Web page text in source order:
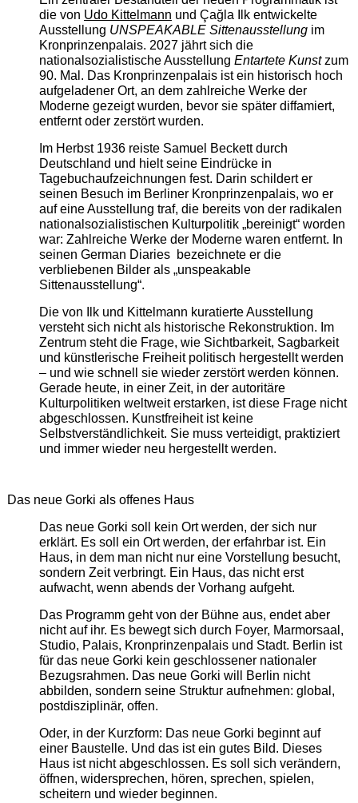
die von Udo Kittelmann und Çağla Ilk entwickelte
Ausstellung UNSPEAKABLE Sittenausstellungim
Kronprinzenpalais. 2027 jährt sich die
nationalsozialistische Ausstellung Entartete Kunstzum
90. Mal. Das Kronprinzenpalais ist ein historisch hoch
aufgeladener Ort, an dem zahlreiche Werke der
Moderne gezeigt wurden, bevor sie später diffamiert,
entfernt oder zerstört wurden.
Im Herbst 1936 reiste Samuel Beckett durch
Deutschland und hielt seine Eindrücke in
Tagebuchaufzeichnungen fest. Darin schildert er
seinen Besuch im Berliner Kronprinzenpalais, wo er
auf eine Ausstellung traf, die bereits von der radikalen
nationalsozialistischen Kulturpolitik „bereinigt“ worden
war: Zahlreiche Werke der Moderne waren entfernt. In
seinen German Diaries bezeichnete er die
verbliebenen Bilder als „unspeakable
Sittenausstellung“.
Die von Ilk und Kittelmann kuratierte Ausstellung
versteht sich nicht als historische Rekonstruktion. Im
Zentrum steht die Frage, wie Sichtbarkeit, Sagbarkeit
und künstlerische Freiheit politisch hergestellt werden
– und wie schnell sie wieder zerstört werden können.
Gerade heute, in einer Zeit, in der autoritäre
Kulturpolitiken weltweit erstarken, ist diese Frage nicht
abgeschlossen. Kunstfreiheit ist keine
Selbstverständlichkeit. Sie muss verteidigt, praktiziert
und immer wieder neu hergestellt werden.
Das neue Gorki als offenes Haus
Das neue Gorki soll kein Ort werden, der sich nur
erklärt. Es soll ein Ort werden, der erfahrbar ist. Ein
Haus, in dem man nicht nur eine Vorstellung besucht,
sondern Zeit verbringt. Ein Haus, das nicht erst
aufwacht, wenn abends der Vorhang aufgeht.
Das Programm geht von der Bühne aus, endet aber
nicht auf ihr. Es bewegt sich durch Foyer, Marmorsaal,
Studio, Palais, Kronprinzenpalais und Stadt. Berlin ist
für das neue Gorki kein geschlossener nationaler
Bezugsrahmen. Das neue Gorki will Berlin nicht
abbilden, sondern seine Struktur aufnehmen: global,
postdisziplinär, offen.
Oder, in der Kurzform: Das neue Gorki beginnt auf
einer Baustelle. Und das ist ein gutes Bild. Dieses
Haus ist nicht abgeschlossen. Es soll sich verändern,
öffnen, widersprechen, hören, sprechen, spielen,
scheitern und wieder beginnen.